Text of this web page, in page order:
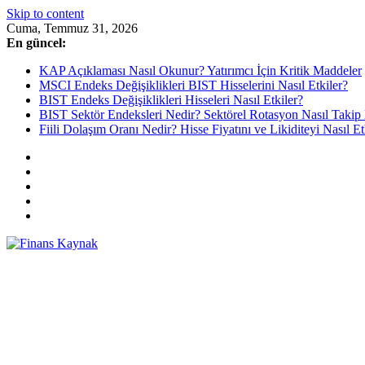
Skip to content
Cuma, Temmuz 31, 2026
En güncel:
KAP Açıklaması Nasıl Okunur? Yatırımcı İçin Kritik Maddeler
MSCI Endeks Değişiklikleri BIST Hisselerini Nasıl Etkiler?
BIST Endeks Değişiklikleri Hisseleri Nasıl Etkiler?
BIST Sektör Endeksleri Nedir? Sektörel Rotasyon Nasıl
Fiili Dolaşım Oranı Nedir? Hisse Fiyatını ve Likiditeyi Nasıl